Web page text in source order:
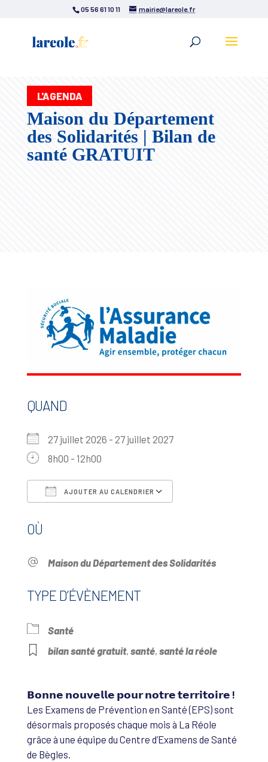
05 56 61 10 11 mairie@lareole.fr
L'AGENDA
Maison du Département
des Solidarités | Bilan de
santé GRATUIT
QUAND
27 juillet 2026 - 27 juillet 2027
8h00 - 12h00
AJOUTER AU CALENDRIER
OÙ
Maison du Département des Solidarités
TYPE D’ÉVÈNEMENT
Santé
bilan santé gratuit, santé, santé la réole
𝗕𝗼𝗻𝗻𝗲 𝗻𝗼𝘂𝘃𝗲𝗹𝗹𝗲 𝗽𝗼𝘂𝗿 𝗻𝗼𝘁𝗿𝗲 𝘁𝗲𝗿𝗿𝗶𝘁𝗼𝗶𝗿𝗲 !
Les Examens de Prévention en Santé (EPS) sont
désormais proposés chaque mois à La Réole
grâce à une équipe du Centre d’Examens de Santé
de Bègles.